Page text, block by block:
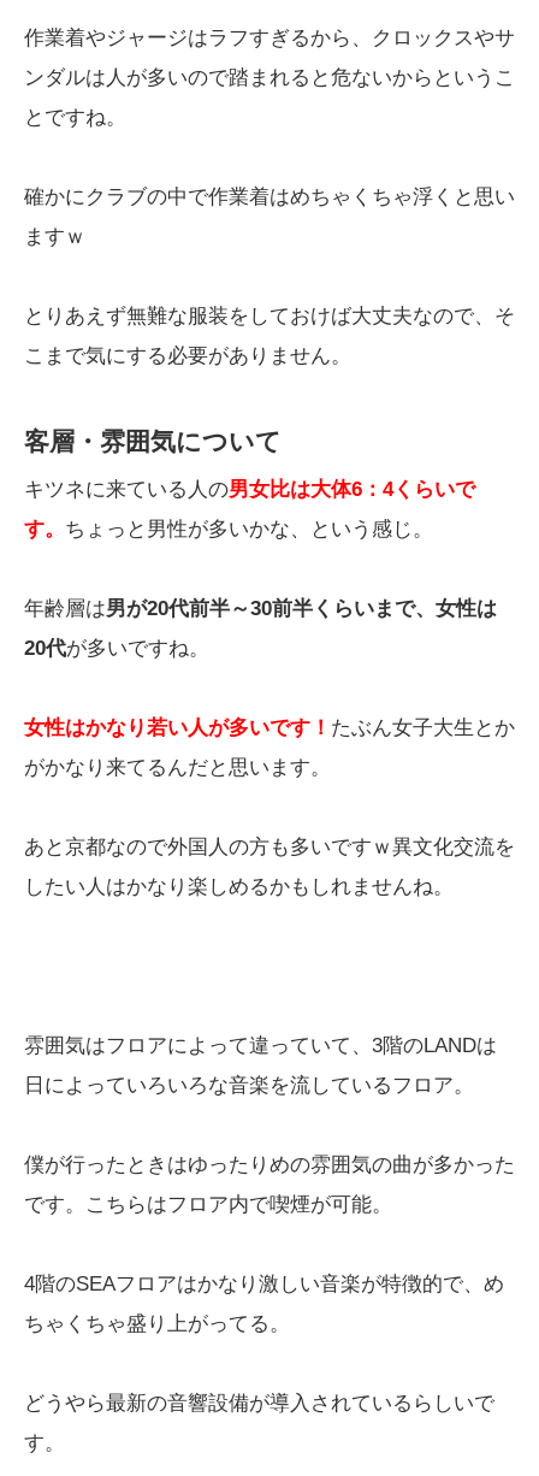
作業着やジャージはラフすぎるから、クロックスやサ
ンダルは人が多いので踏まれると危ないからというこ
とですね。
確かにクラブの中で作業着はめちゃくちゃ浮くと思い
ますｗ
とりあえず無難な服装をしておけば大丈夫なので、そ
こまで気にする必要がありません。
客層・雰囲気について
キツネに来ている人の男女比は大体6：4くらいで
す。 ちょっと男性が多いかな、という感じ。
年齢層は男が20代前半～30前半くらいまで、女性は
20代が多いですね。
女性はかなり若い人が多いです！ たぶん女子大生とか
がかなり来てるんだと思います。
あと京都なので外国人の方も多いですｗ異文化交流を
したい人はかなり楽しめるかもしれませんね。
雰囲気はフロアによって違っていて、3階のLANDは
日によっていろいろな音楽を流しているフロア。
僕が行ったときはゆったりめの雰囲気の曲が多かった
です。こちらはフロア内で喫煙が可能。
4階のSEAフロアはかなり激しい音楽が特徴的で、め
ちゃくちゃ盛り上がってる。
どうやら最新の音響設備が導入されているらしいで
す。